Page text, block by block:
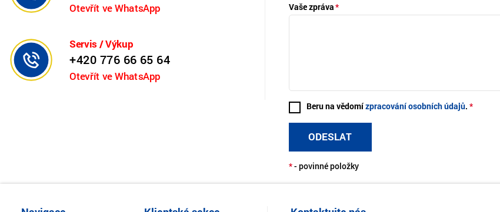
Otevřít ve WhatsApp
Servis / Výkup
+420 776 66 65 64
Otevřít ve WhatsApp
Vaše zpráva
Beru na vědomízpracování osobních údajů.
ODESLAT
*- povinné položky